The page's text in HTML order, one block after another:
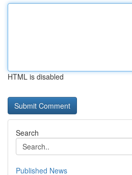
HTML is disabled
Search
Published News